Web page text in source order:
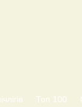
Топ 100